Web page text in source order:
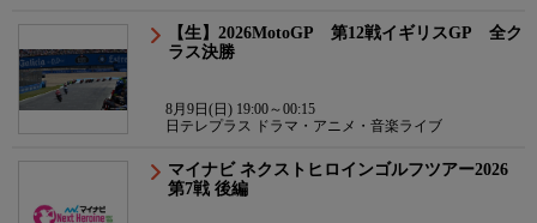
【生】2026MotoGP 第12戦イギリスGP 全ク
ラス決勝
8月9日(日) 19:00～00:15
日テレプラス ドラマ・アニメ・音楽ライブ
マイナビ ネクストヒロインゴルフツアー2026
第7戦 後編